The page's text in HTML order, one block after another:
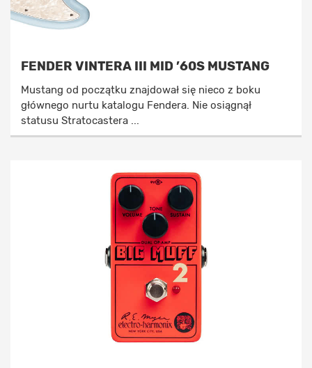
FENDER VINTERA III MID ’60S MUSTANG
Mustang od początku znajdował się nieco z boku
głównego nurtu katalogu Fendera. Nie osiągnął
statusu Stratocastera ...